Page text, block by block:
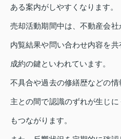
ある案内がしやすくなります。
売却活動期間中は、不動産会社
内覧結果や問い合わせ内容を
成約の鍵といわれています。
不具合や過去の修繕歴などの
主との間で認識のずれが生じ
もつながります。